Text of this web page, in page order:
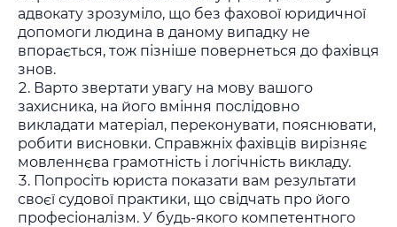
адвокату зрозуміло, що без фахової юридичної
допомоги людина в даному випадку не
впорається, тож пізніше повернеться до фахівця
знов.
Варто звертати увагу на мову вашого
захисника, на його вміння послідовно
викладати матеріал, переконувати, пояснювати,
робити висновки. Справжніх фахівців вирізняє
мовленнєва грамотність і логічність викладу.
Попросіть юриста показати вам результати
своєї судової практики, що свідчать про його
професіоналізм. У будь-якого компетентного